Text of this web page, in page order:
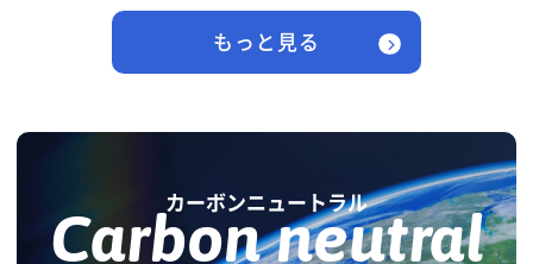
もっと見る
カーボンニュートラル
Carbon neutral